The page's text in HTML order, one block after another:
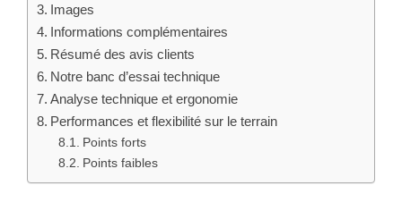
Images
Informations complémentaires
Résumé des avis clients
Notre banc d’essai technique
Analyse technique et ergonomie
Performances et flexibilité sur le terrain
Points forts
Points faibles